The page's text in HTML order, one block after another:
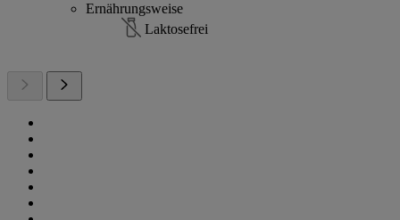
Ernährungsweise
Laktosefrei